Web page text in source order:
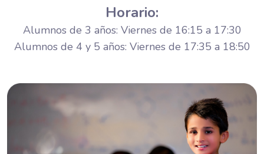
Horario:
Alumnos de 3 años: Viernes de 16:15 a 17:30
Alumnos de 4 y 5 años: Viernes de 17:35 a 18:50